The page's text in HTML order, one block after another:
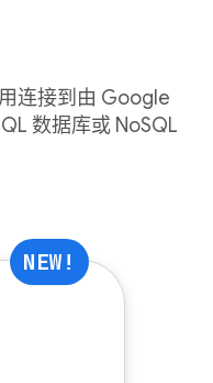
连接到由 Google
数据库或 NoSQL
NEW!